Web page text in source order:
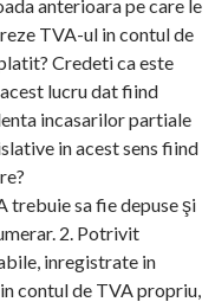
anterioara pe care le
TVA-ul in contul de
Credeti ca este
lucru dat fiind
incasarilor partiale
in acest sens fiind
trebuie sa fie depuse şi
2. Potrivit
inregistrate in
contul de TVA propriu,